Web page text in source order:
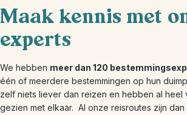
Maak kennis met
experts
We hebben meer dan 120
één of meerdere bestemmingen op hun
zelf niets liever dan reizen en hebben al heel
gezien met elkaar. Al onze reisroutes zijn